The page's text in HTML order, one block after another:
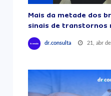
Mais da metade dos
sinais de transtornos
dr.consulta 21, abr